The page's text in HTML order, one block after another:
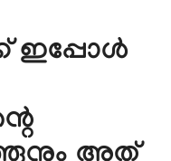
ഇപ്പോൾ